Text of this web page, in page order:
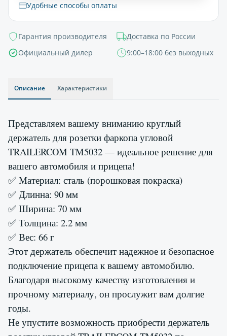
Удобные способы оплаты
Гарантия производителя
Доставка по России
Официальный дилер
9:00–18:00 без выходных
Описание Характеристики
Представляем вашему вниманию круглый
держатель для розетки фаркопа угловой
TRAILERCOM TM5032 — идеальное решение для
вашего автомобиля и прицепа!
✅ Материал: сталь (порошковая покраска)
✅ Длинна: 90 мм
✅ Ширина: 70 мм
✅ Толщина: 2.2 мм
✅ Вес: 66 г
Этот держатель обеспечит надежное и безопасное
подключение прицепа к вашему автомобилю.
Благодаря высокому качеству изготовления и
прочному материалу, он прослужит вам долгие
годы.
Не упустите возможность приобрести держатель